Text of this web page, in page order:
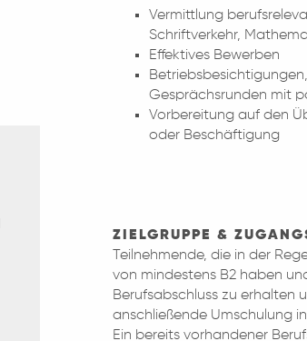
Vermittlung
Schriftverkehr,
Effektives Bewerben
Gesprächsrunden mit
Vorbereitung auf den
oder Beschäftigung
ZIELGRUPPE &
Teilnehmende, die in der
von mindestens B2 haben
Berufsabschluss zu erhalten
anschließende Umschulung
Ein bereits vorhandener